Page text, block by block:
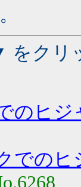
をクリ
のヒジ
での